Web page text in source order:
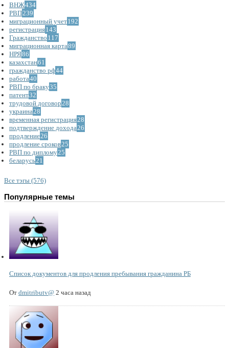
ВНЖ434
РВП239
миграционный учет192
регистрация143
Гражданство 117
миграционная карта89
НРЯ86
казахстан61
гражданство рф44
работа40
РВП по браку35
патент32
трудовой договор 28
украина 28
временная регистрация28
подтверждение дохода 26
продление26
продление сроков25
РВП по диплому25
беларусь21
Все тэгы (576)
Популярные темы
Список документов для продления пребывания гражданина РБ
От dmitributv@ 2 часа назад